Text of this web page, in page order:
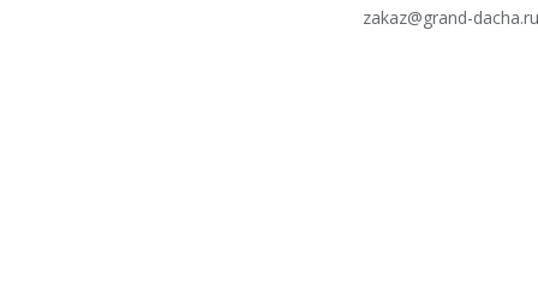
zakaz@grand-dacha.ru